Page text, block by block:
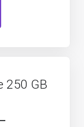
250 GB